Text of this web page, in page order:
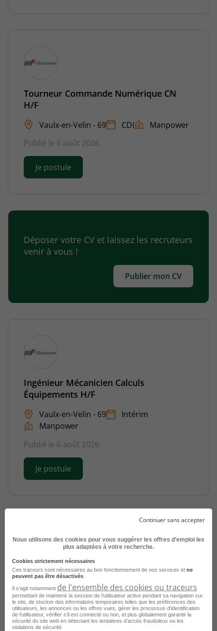
Tourneur Commande Numérique CN
H/F
Vaulx-en-Velin - 69 CDI
Manpower
Publié le 6 août 2026
Je postule
Déposer votre CV et laissez les recruteurs
venir à vous !
Publier mon CV
Ingénieur Mécanicien Calculs
Équipements H/F
Vaulx-en-Velin - 69
Intérim
Manpower
Publié le 6 août 2026
Je postule
Soudeur TIG Inox H/F
Vaulx-en-Velin - 69
Intérim
Aprojob Lyon
Publié le 6 août 2026
Continuer sans accepter
Nous utilisons des cookies pour vous suggérer les offres d’emploi les
plus adaptées à votre recherche.
Cookies strictement nécessaires
Ces traceurs sont nécessaires au bon fonctionnement de nos services et ne
peuvent pas être désactivés
Il s'agit notamment de l'ensemble des cookies ou traceurs
permettant de maintenir la session de l'utilisateur active pendant sa navigation sur
le site, de stocker des informations temporaires telles que les préférences des
utilisateurs, les annonces ou les offres vues, gérer les processus d'identification
de l'utilisateur, vérifier s'il est connecté ou non, et plus globalement garantir la
sécurité du site web en détectant les tentatives d'accès frauduleux ou les
violations de sécurité.